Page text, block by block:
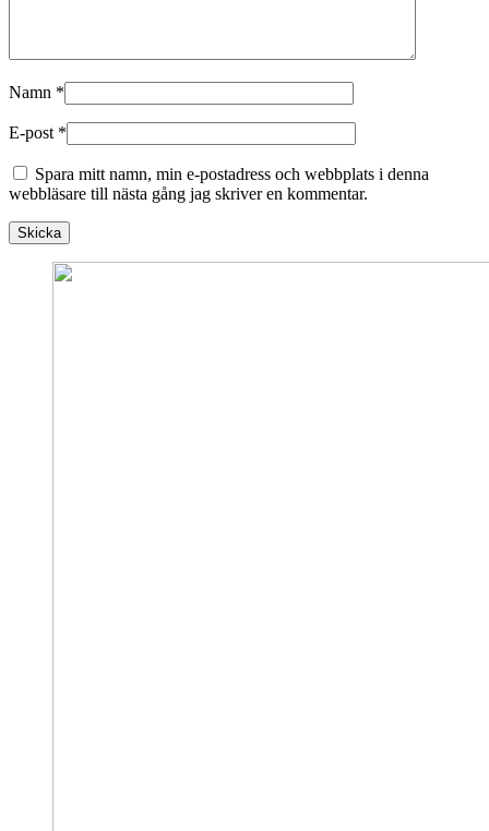
Namn *
E-post *
Spara mitt namn, min e-postadress och webbplats i denna
webbläsare till nästa gång jag skriver en kommentar.